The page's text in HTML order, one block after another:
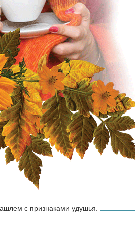
с признаками удушья.